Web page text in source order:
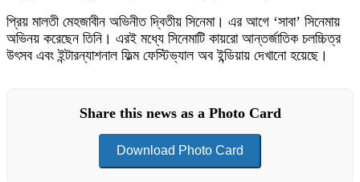
প্রিয় মালতী মেহজাবীন অভিনীত দ্বিতীয় সিনেমা। এর আগে ‘সাবা’ সিনেমায়
অভিনয় করেছেন তিনি। এরই মধ্যে সিনেমাটি কায়রো আন্তর্জাতিক চলচ্চিত্র
উৎসব এবং ইন্টারন্যাশনাল ফিল্ম ফেস্টিভ্যাল অব ইন্ডিয়ায় দেখানো হয়েছে।
Share this news as a Photo Card
Download Photo Card